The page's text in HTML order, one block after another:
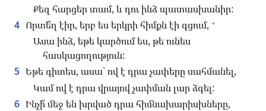
Քեզ հարցեր տամ, և դու ինձ պատասխանիր:
4 Որտե՞ղ էիր, երբ ես երկրի հիմքն էի գցում, +
Ասա ինձ, եթե կարծում ես, թե ունես
հասկացողություն:
5 Եթե գիտես, ասա՝ ով է դրա չափերը սահմանել,
Կամ ով է դրա վրայով չափման լար ձգել:
6 Ինչի՞ մեջ են խրված դրա հիմնախարիսխները,